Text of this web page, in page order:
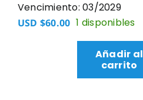
Vencimiento: 03/2029
USD $60.00 1 disponibles
Añadir al
carrito